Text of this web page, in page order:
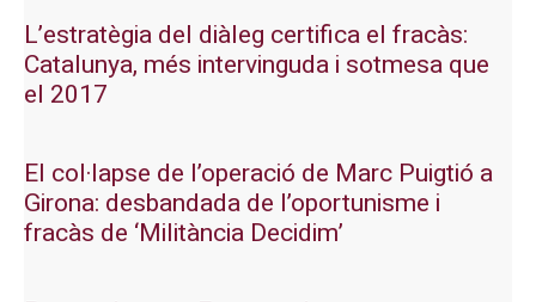
L’estratègia del diàleg certifica el fracàs:
Catalunya, més intervinguda i sotmesa que
el 2017
El col·lapse de l’operació de Marc Puigtió a
Girona: desbandada de l’oportunisme i
fracàs de ‘Militància Decidim’